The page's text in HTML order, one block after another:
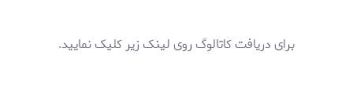
برای دریافت کاتالوگ روی لینک زیر کلیک نمایید.